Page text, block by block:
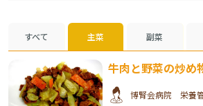
すべて 主菜 副菜
牛肉と野菜の炒め
博腎会病院 栄養